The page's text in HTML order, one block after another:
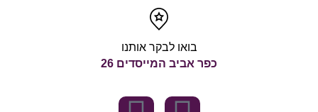
בואו לבקר אותנו
כפר אביב המייסדים 26